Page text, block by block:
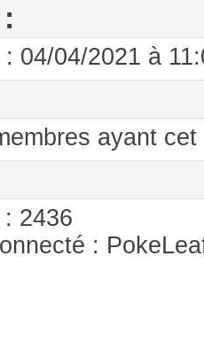
04/04/2021 à
ayant
2436
: